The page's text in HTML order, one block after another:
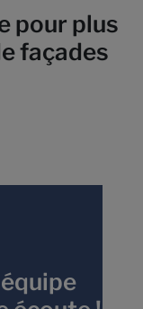
pour plus
façades